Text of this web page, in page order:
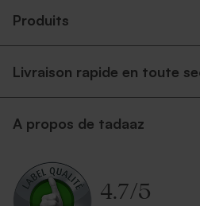
Produits
Livraison rapide en toute
A propos de tadaaz
4.7/5